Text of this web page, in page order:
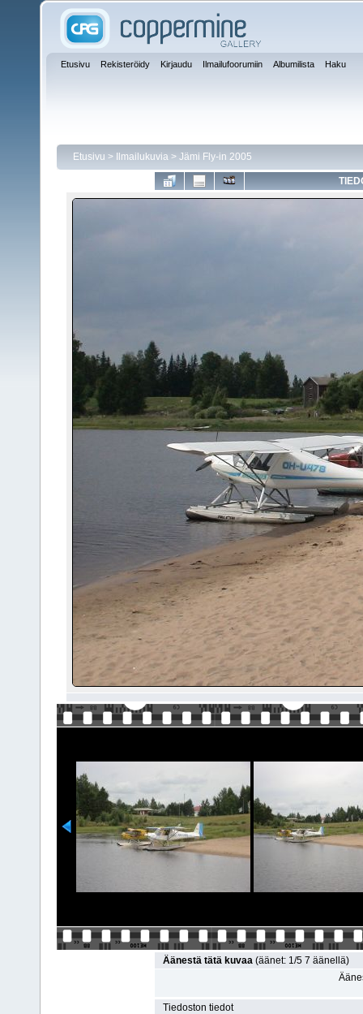
Etusivu Rekisteröidy Kirjaudu Ilmailufoorumiin Albumilista Haku
Etusivu > Ilmailukuvia > Jämi Fly-in 2005
Äänestä tätä kuvaa (äänet: 1/5 7 äänellä)
Tiedoston tiedot